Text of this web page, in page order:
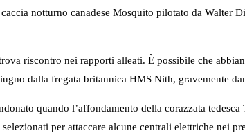
notturno canadese Mosquito pilotato da Walter
riscontro nei rapporti alleati. È possibile che
dalla fregata britannica HMS Nith, gravemente
quando l’affondamento della corazzata
per attaccare alcune centrali elettriche